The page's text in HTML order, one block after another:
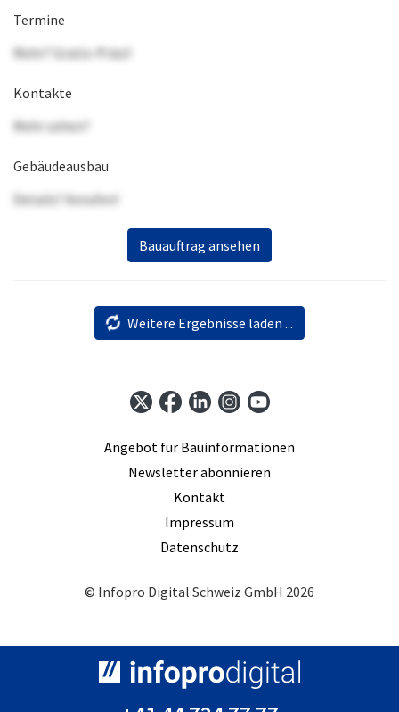
Termine
Mehr? Gratis-Präsi!
Kontakte
Mehr sehen?
Gebäudeausbau
Details? Anrufen!
Bauauftrag ansehen
Weitere Ergebnisse laden ...
Angebot für Bauinformationen
Newsletter abonnieren
Kontakt
Impressum
Datenschutz
© Infopro Digital Schweiz GmbH 2026